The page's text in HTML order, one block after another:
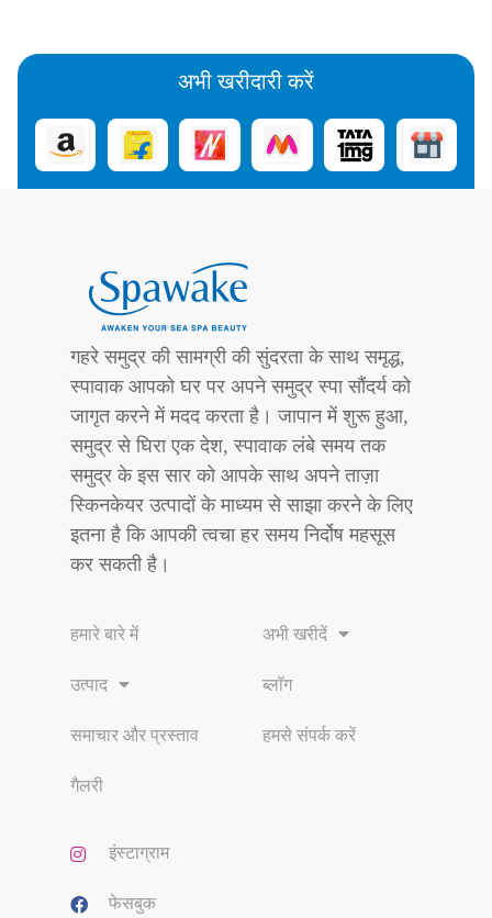
अभी खरीदारी करें
गहरे समुद्र की सामग्री की सुंदरता के साथ समृद्ध,
स्पावाक आपको घर पर अपने समुद्र स्पा सौंदर्य को
जागृत करने में मदद करता है। जापान में शुरू हुआ,
समुद्र से घिरा एक देश, स्पावाक लंबे समय तक
समुद्र के इस सार को आपके साथ अपने ताज़ा
स्किनकेयर उत्पादों के माध्यम से साझा करने के लिए
इतना है कि आपकी त्वचा हर समय निर्दोष महसूस
कर सकती है।
हमारे बारे में
उत्पाद
समाचार और प्रस्ताव
गैलरी
अभी खरीदें
ब्लॉग
हमसे संपर्क करें
इंस्टाग्राम
फेसबुक